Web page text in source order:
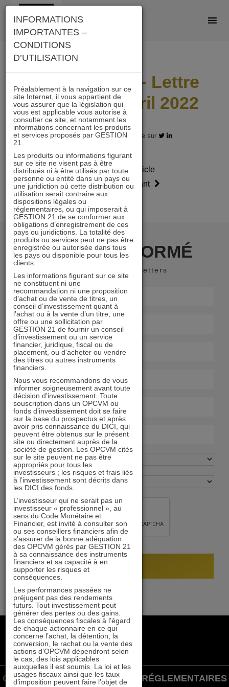
Skip
content
ACTIONS 21 – Lettre
mensuelle avril 2022
30.04.2022 - Partagez l'article sur
Article
précédent
Article
suivant
RESTER INFORMÉ
Recevoir nos newsletters
+33 1 84 79 90 24
gestion21@gestion21.fr
8 rue Volney, 75002 Paris
GESTION 21 ©INFORMATIONS RÉGLEMENTAIRES
INFORMATIONS
IMPORTANTES –
CONDITIONS
D’UTILISATION
Préalablement à la navigation sur ce
site Internet, il vous appartient de
vous assurer que la législation qui
vous est applicable vous autorise à
consulter ce site, et notamment les
informations concernant les produits
et services proposés par GESTION
21.
Les produits ou informations figurant
sur ce site ne visent pas à être
distribués ni à être utilisés par toute
personne ou entité dans un pays ou
une juridiction où cette distribution ou
utilisation serait contraire aux
dispositions légales ou
réglementaires, ou qui imposerait à
GESTION 21 de se conformer aux
obligations d’enregistrement de ces
pays ou juridictions. La totalité des
produits ou services peut ne pas être
enregistrée ou autorisée dans tous
les pays ou disponible pour tous les
clients.
Les informations figurant sur ce site
ne constituent ni une
recommandation ni une proposition
d’achat ou de vente de titres, un
conseil d’investissement quant à
l’achat ou à la vente d’un titre, une
offre ou une sollicitation par
GESTION 21 de fournir un conseil
d’investissement ou un service
financier, juridique, fiscal ou de
placement, ou d’acheter ou vendre
des titres ou autres instruments
financiers.
Nous vous recommandons de vous
informer soigneusement avant toute
décision d’investissement. Toute
souscription dans un OPCVM ou
fonds d’investissement doit se faire
sur la base du prospectus et après
avoir pris connaissance du DICI, qui
peuvent être obtenus sur le présent
site ou directement auprès de la
société de gestion. Les OPCVM cités
sur le site peuvent ne pas être
appropriés pour tous les
investisseurs ; les risques et frais liés
à l’investissement sont décrits dans
les DICI des fonds.
L’investisseur qui ne serait pas un
investisseur « professionnel », au
sens du Code Monétaire et
Financier, est invité à consulter son
ou ses conseillers financiers afin de
s’assurer de la bonne adéquation
des OPCVM gérés par GESTION 21
à sa connaissance des instruments
financiers et sa capacité à en
supporter les risques et
conséquences.
Les performances passées ne
préjugent pas des rendements
futurs. Tout investissement peut
générer des pertes ou des gains.
Les conséquences fiscales à l’égard
de chaque actionnaire en ce qui
concerne l’achat, la détention, la
conversion, le rachat ou la vente des
actions d’OPCVM dépendront selon
le cas, des lois applicables
auxquelles il est soumis. La loi et les
usages fiscaux ainsi que les taux
d’imposition peuvent faire l’objet de